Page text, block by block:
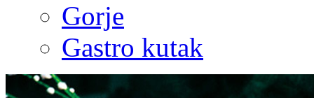
Gorje
Gastro kutak